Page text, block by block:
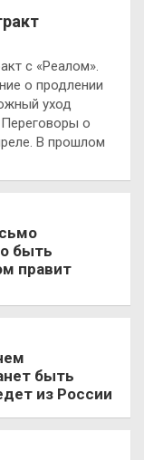
с «Реалом».
о продлении
уход
о
В прошлом
быть
правит
быть
из России